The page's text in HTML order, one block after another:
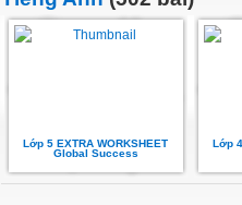
Lớp 5 EXTRA WORKSHEET
Global Success
Lớp